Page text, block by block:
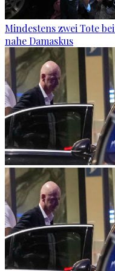
Mindestens zwei Tote
nahe Damaskus